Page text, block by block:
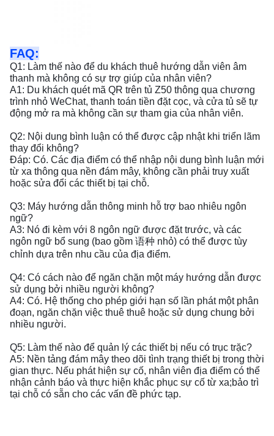
FAQ:
Q1: Làm thế nào để du khách thuê hướng dẫn viên âm
thanh mà không có sự trợ giúp của nhân viên?
A1: Du khách quét mã QR trên tủ Z50 thông qua chương
trình nhỏ WeChat, thanh toán tiền đặt cọc, và cửa tủ sẽ tự
động mở ra mà không cần sự tham gia của nhân viên.
Q2: Nội dung bình luận có thể được cập nhật khi triển lãm
thay đổi không?
Đáp: Có. Các địa điểm có thể nhập nội dung bình luận mới
từ xa thông qua nền đám mây, không cần phải truy xuất
hoặc sửa đổi các thiết bị tại chỗ.
Q3: Máy hướng dẫn thông minh hỗ trợ bao nhiêu ngôn
ngữ?
A3: Nó đi kèm với 8 ngôn ngữ được đặt trước, và các
ngôn ngữ bổ sung (bao gồm 语种 nhỏ) có thể được tùy
chỉnh dựa trên nhu cầu của địa điểm.
Q4: Có cách nào để ngăn chặn một máy hướng dẫn được
sử dụng bởi nhiều người không?
A4: Có. Hệ thống cho phép giới hạn số lần phát một phân
đoạn, ngăn chặn việc thuê thuê hoặc sử dụng chung bởi
nhiều người.
Q5: Làm thế nào để quản lý các thiết bị nếu có trục trặc?
A5: Nền tảng đám mây theo dõi tình trạng thiết bị trong thời
gian thực. Nếu phát hiện sự cố, nhân viên địa điểm có thể
nhận cảnh báo và thực hiện khắc phục sự cố từ xa;bảo trì
tại chỗ có sẵn cho các vấn đề phức tạp.